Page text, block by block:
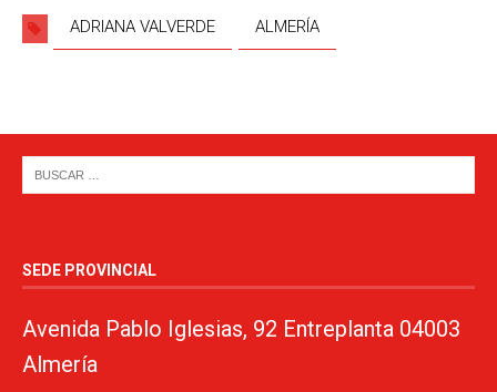
ADRIANA VALVERDE ALMERÍA
SEDE PROVINCIAL
Avenida Pablo Iglesias, 92 Entreplanta 04003
Almería